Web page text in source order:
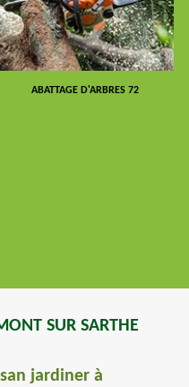
ABATTAGE D'ARBRES 72
SUR SARTHE
jardiner à